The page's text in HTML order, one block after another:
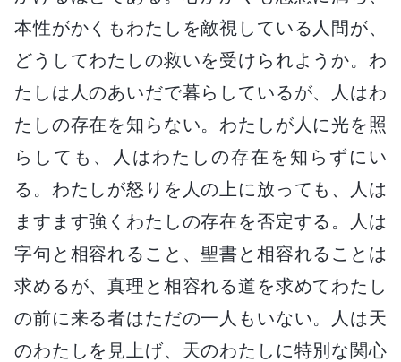
本性がかくもわたしを敵視している人間が、
どうしてわたしの救いを受けられようか。わ
たしは人のあいだで暮らしているが、人はわ
たしの存在を知らない。わたしが人に光を照
らしても、人はわたしの存在を知らずにい
る。わたしが怒りを人の上に放っても、人は
ますます強くわたしの存在を否定する。人は
字句と相容れること、聖書と相容れることは
求めるが、真理と相容れる道を求めてわたし
の前に来る者はただの一人もいない。人は天
のわたしを見上げ、天のわたしに特別な関心